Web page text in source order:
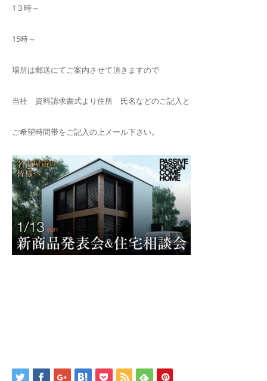
1３時～
15時～
場所は郵送にてご案内させて頂きますので
当社 資料請求書式より住所 氏名などのご記入と
ご希望時間帯をご記入の上メール下さい。